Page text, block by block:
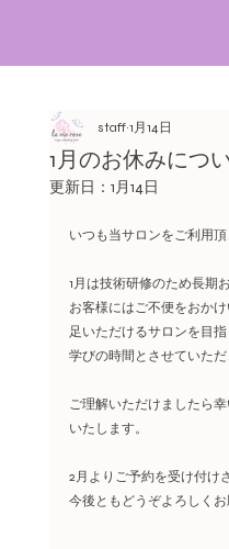
1月のお休みにつ
staff 1月14日
更新日： 1月14日
いつも当サロンをご利用
1月は技術研修のため長期
お客様にはご不便をおか
足いただけるサロンを目指
学びの時間とさせていた
ご理解いただけましたら
いたします。
2月よりご予約を受け付け
今後ともどうぞよろしく